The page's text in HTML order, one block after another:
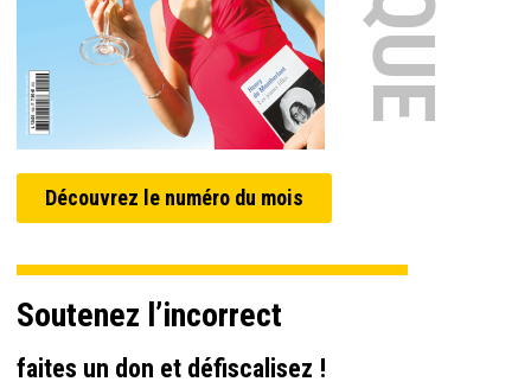
Découvrez le numéro du mois
Soutenez l’incorrect
faites un don et défiscalisez !